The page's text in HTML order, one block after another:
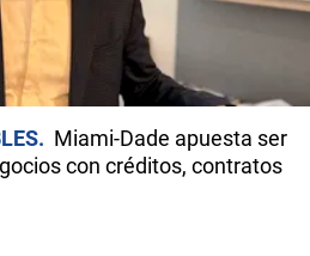
Miami-Dade apuesta ser
con créditos, contratos